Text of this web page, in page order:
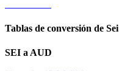
Tablas de conversión de Sei
SEI a AUD